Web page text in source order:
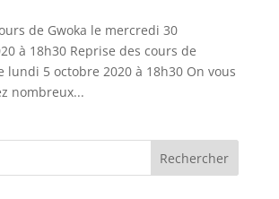
de Gwoka le mercredi 30
à 18h30 Reprise des cours de
lundi 5 octobre 2020 à 18h30 On vous
nombreux...